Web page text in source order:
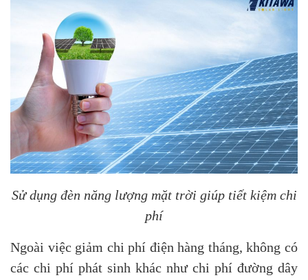
Sử dụng đèn năng lượng mặt trời giúp tiết kiệm chi
phí
Ngoài việc giảm chi phí điện hàng tháng, không có
các chi phí phát sinh khác như chi phí đường dây